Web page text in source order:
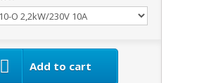
Add to cart